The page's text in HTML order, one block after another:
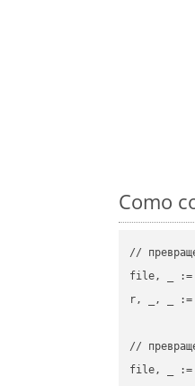
Como
//
file, _
r, _, _ :=
//
file, _